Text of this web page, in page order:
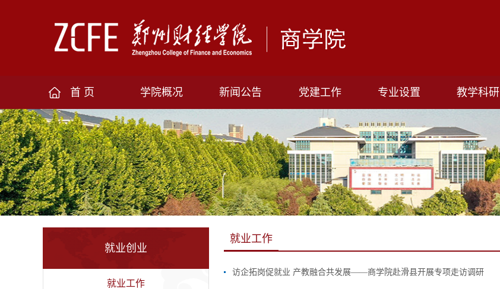
首 页 学院概况 新闻公告 党建工作 专业设置 教学科研
就业创业
就业工作
就业工作
访企拓岗促就业 产教融合共发展——商学院赴滑县开展专项走访调研